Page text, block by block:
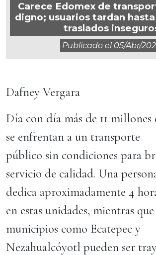
Carece Edomex de
digno; usuarios tardan hasta
traslados
Publicado el 05/abr/
Dafney Vergara
Día con día más de 11 millones
se enfrentan a un transporte
público sin condiciones para
servicio de calidad. Una
dedica aproximadamente 4
en estas unidades, mientras
municipios como Ecatepec y
Nezahualcóyotl pueden ser